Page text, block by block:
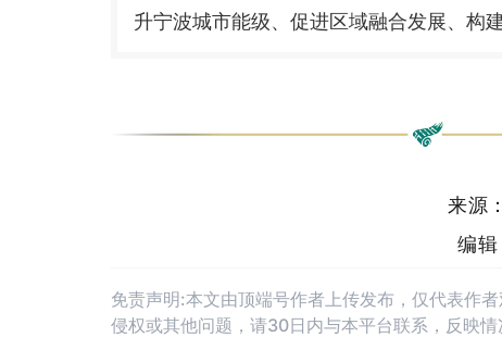
升宁波城市能级、促进区域融合发展、构
来源
编
免责声明:本文由顶端号作者上传发布，仅代表作
侵权或其他问题，请30日内与本平台联系，反映情